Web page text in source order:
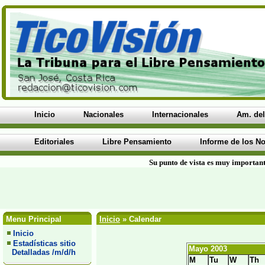
Inicio Nacionales Internacionales Am.
Editoriales Libre Pensamiento Informe de los
Su punto de vista es muy
Menu Principal
Inicio
Estadísticas sitio
Detalladas /m/d/h
Inicio » Calendar
Mayo 2003
M
Tu W
Th